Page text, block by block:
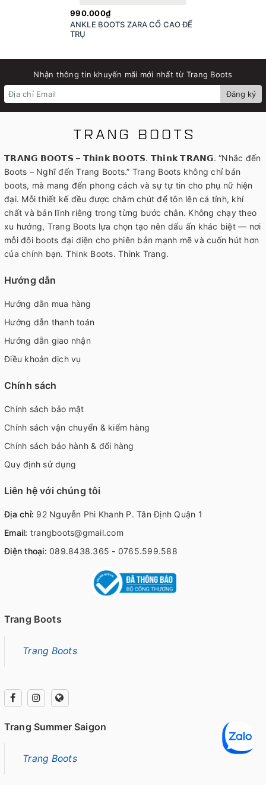
990.000₫
ANKLE BOOTS ZARA CỔ CAO ĐẾ
TRỤ
Nhận thông tin khuyến mãi mới nhất từ Trang Boots
Đăng ký
𝗧𝗥𝗔𝗡𝗚 𝗕𝗢𝗢𝗧𝗦 – 𝗧𝗵𝗶𝗻𝗸 𝗕𝗢𝗢𝗧𝗦. 𝗧𝗵𝗶𝗻𝗸 𝗧𝗥𝗔𝗡𝗚. “Nhắc đến
Boots – Nghĩ đến Trang Boots.” Trang Boots không chỉ bán
boots, mà mang đến phong cách và sự tự tin cho phụ nữ hiện
đại. Mỗi thiết kế đều được chăm chút để tôn lên cá tính, khí
chất và bản lĩnh riêng trong từng bước chân. Không chạy theo
xu hướng, Trang Boots lựa chọn tạo nên dấu ấn khác biệt — nơi
mỗi đôi boots đại diện cho phiên bản mạnh mẽ và cuốn hút hơn
của chính bạn. Think Boots. Think Trang.
Hướng dẫn
Hướng dẫn mua hàng
Hướng dẫn thanh toán
Hướng dẫn giao nhận
Điều khoản dịch vụ
Chính sách
Chính sách bảo mật
Chính sách vận chuyển & kiểm hàng
Chính sách bảo hành & đổi hàng
Quy định sử dụng
Liên hệ với chúng tôi
Địa chỉ: 92 Nguyễn Phi Khanh P. Tân Định Quận 1
Email: trangboots@gmail.com
Điện thoại: 089.8438.365 - 0765.599.588
Trang Boots
Trang Boots
Trang Summer Saigon
Trang Boots